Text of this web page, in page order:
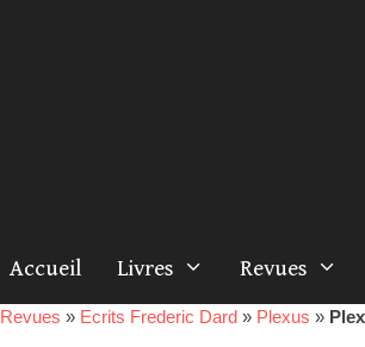
Accueil Livres Revues
Revues » Ecrits Frederic Dard » Plexus »